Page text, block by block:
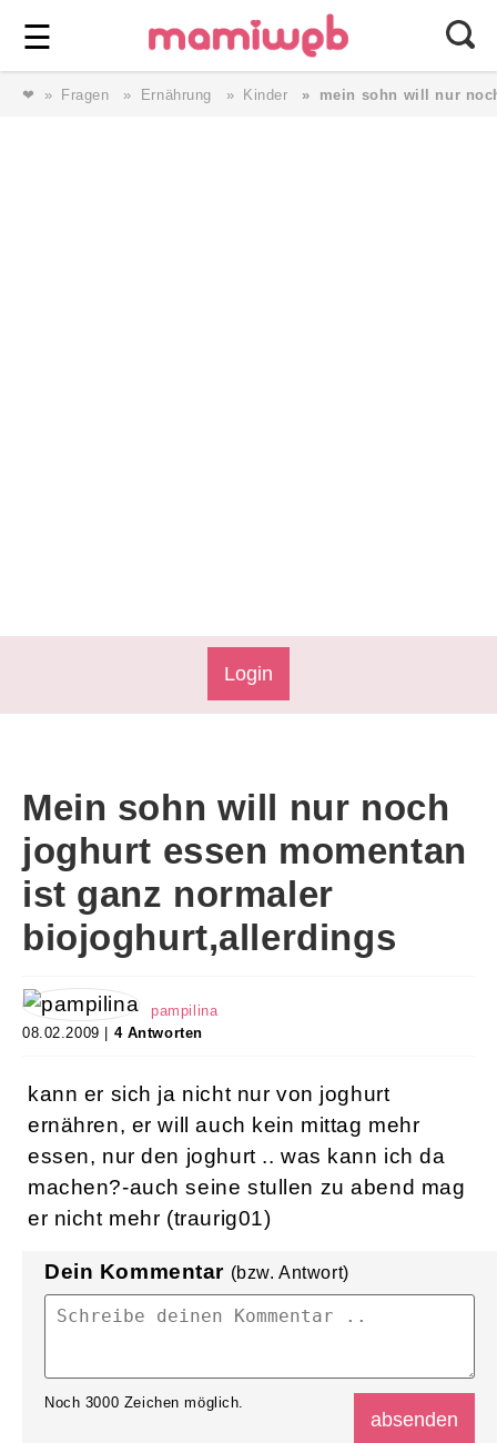
☰ ⎯ Wir lieben Familie ⎯
❤ Fragen Ernährung Kinder mein sohn will nur
Login
Mein sohn will nur noch
joghurt essen momentan
ist ganz normaler
biojoghurt,allerdings
pampilina
08.02.2009 | 4 Antworten
kann er sich ja nicht nur von joghurt
ernähren, er will auch kein mittag mehr
essen, nur den joghurt .. was kann ich da
machen?-auch seine stullen zu abend mag
er nicht mehr (traurig01)
Dein Kommentar (bzw. Antwort)
Noch 3000 Zeichen möglich.